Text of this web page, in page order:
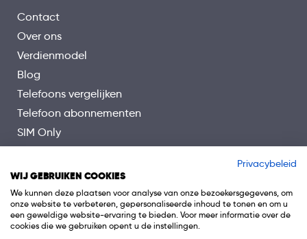
Contact
Over ons
Verdienmodel
Blog
Telefoons vergelijken
Telefoon abonnementen
SIM Only
Privacybeleid
WIJ GEBRUIKEN COOKIES
We kunnen deze plaatsen voor analyse van onze bezoekersgegevens, om
onze website te verbeteren, gepersonaliseerde inhoud te tonen en om u
een geweldige website-ervaring te bieden. Voor meer informatie over de
cookies die we gebruiken opent u de instellingen.